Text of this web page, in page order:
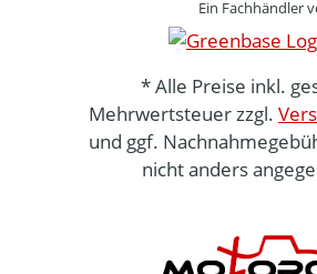
Ein Fachhändler
* Alle Preise inkl.
Mehrwertsteuer zzgl.
und ggf.
nicht anders